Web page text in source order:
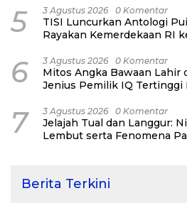
5 3 Agustus 2026 0 Komentar
TISI Luncurkan Antologi
Rayakan Kemerdekaan RI
6 3 Agustus 2026 0 Komentar
Mitos Angka Bawaan Lahir
Jenius Pemilik IQ Tertinggi
7 3 Agustus 2026 0 Komentar
Jelajah Tual dan Langgur:
Lembut serta Fenomena
Berita Terkini